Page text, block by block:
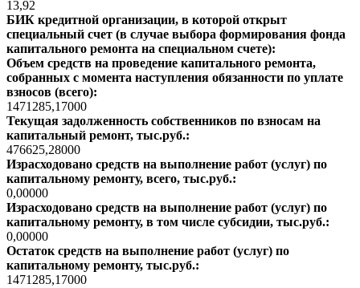
13,92
БИК кредитной организации, в которой открыт
специальный счет (в случае выбора формирования фонда
капитального ремонта на специальном счете):
Объем средств на проведение капитального ремонта,
собранных с момента наступления обязанности по уплате
взносов (всего):
1471285,17000
Текущая задолженность собственников по взносам на
капитальный ремонт, тыс.руб.:
476625,28000
Израсходовано средств на выполнение работ (услуг) по
капитальному ремонту, всего, тыс.руб.:
0,00000
Израсходовано средств на выполнение работ (услуг) по
капитальному ремонту, в том числе субсидии, тыс.руб.:
0,00000
Остаток средств на выполнение работ (услуг) по
капитальному ремонту, тыс.руб.:
1471285,17000